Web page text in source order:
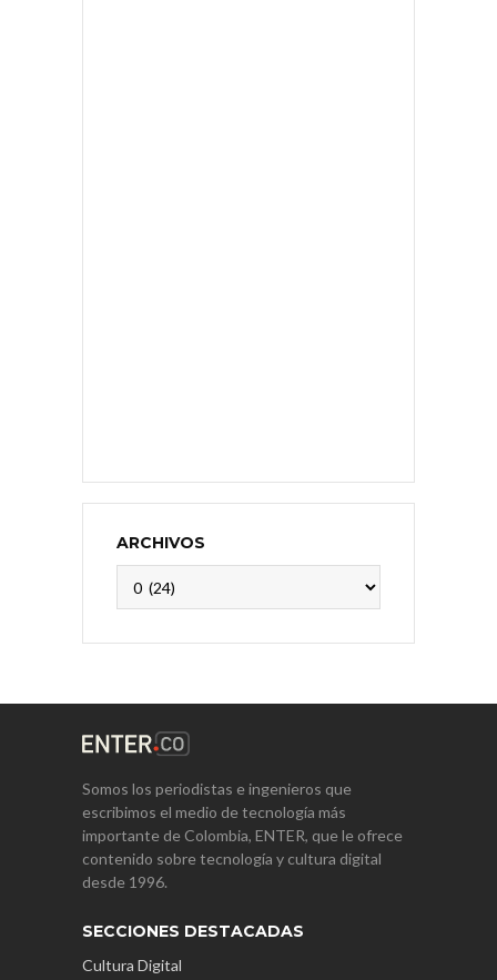
ARCHIVOS
Somos los periodistas e ingenieros que
escribimos el medio de tecnología más
importante de Colombia, ENTER, que le ofrece
contenido sobre tecnología y cultura digital
desde 1996.
SECCIONES DESTACADAS
Cultura Digital